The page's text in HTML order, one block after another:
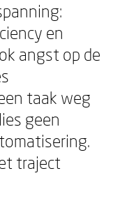
en
angst op de
taak weg
geen
traject